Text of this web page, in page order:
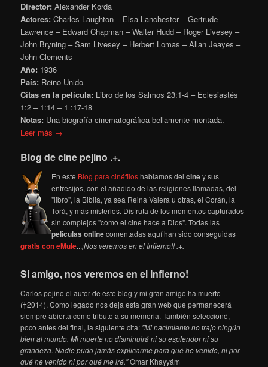
Director: Alexander Korda
Actores: Charles Laughton – Elsa Lanchester – Gertrude
Lawrence – Edward Chapman – Walter Hudd – Roger Livesey –
John Bryning – Sam Livesey – Herbert Lomas – Allan Jeayes –
John Clements
Año: 1936
País: Reino Unido
Citas en la película: Libro de los Salmos 23:1-4 – Eclesiastés
1:2 – 1:14 – 1 :17-18
Notas: Una biografía cinematográfica bellamente montada.
Leer más →
Blog de cine pejino .+.
En este Blog para cinéfiloshablamos delciney sus
entresijos, con el añadido de las religiones llamadas, del
"libro", la Biblia, ya sea Reina Valera u otras, el Corán, la
Torá, y más misterios. Disfruta de los momentos capturados
sin complejos "como el cine hace a Dios". Todas las
películas onlinecomentadas aquí han sido conseguidas
gratis con eMule...¡Nos veremos en el Infierno!! .+.
Sí amigo, nos veremos en el Infierno!
Carlos pejino el autor de este blog y mi gran amigo ha muerto
(†2014). Como legado nos deja esta gran web que permanecerá
siempre abierta como tributo a su memoria. También seleccionó,
poco antes del final, la siguiente cita: "Mi nacimiento no trajo ningún
bien al mundo. Mi muerte no disminuirá ni su esplendor ni su
grandeza. Nadie pudo jamás explicarme para qué he venido, ni por
qué he venido ni por qué me iré."Omar Khayyám